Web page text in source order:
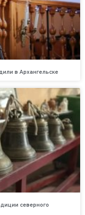
в Архангельске
северного